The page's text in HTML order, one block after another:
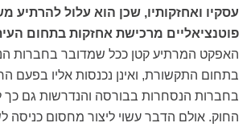
עסקיו ואחזקותיו, שכן הוא עלול להרתיע
פוטנציאליים מרכישת אחזקות בתחום
האפקט המרתיע קטן ככל שמדובר בחברות
בתחום התקשורת, ואינן נכנסות אליו בפעם
בחברות הנסחרות בבורסה והנדרשות גם כך
החוק. אולם הדבר עשוי ליצור מחסום כניסה